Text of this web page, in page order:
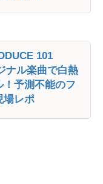
101
ナル楽曲で白熱
予測不能のフ
場レポ